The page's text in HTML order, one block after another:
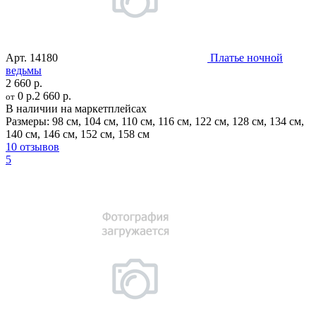
Арт. 14180
Платье ночной
ведьмы
2 660 р.
от 0 р.2 660 р.
В наличии на маркетплейсах
Размеры: 98 см, 104 см, 110 см, 116 см, 122 см, 128 см, 134 см,
140 см, 146 см, 152 см, 158 см
10 отзывов
5